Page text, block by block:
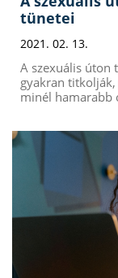
tünetei
2021. 02. 13.
A szexuális úton
gyakran
minél hamarabb